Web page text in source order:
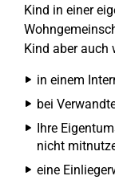
Kind in einer
Kind aber auch
in einem
bei
Ihre
nicht
eine